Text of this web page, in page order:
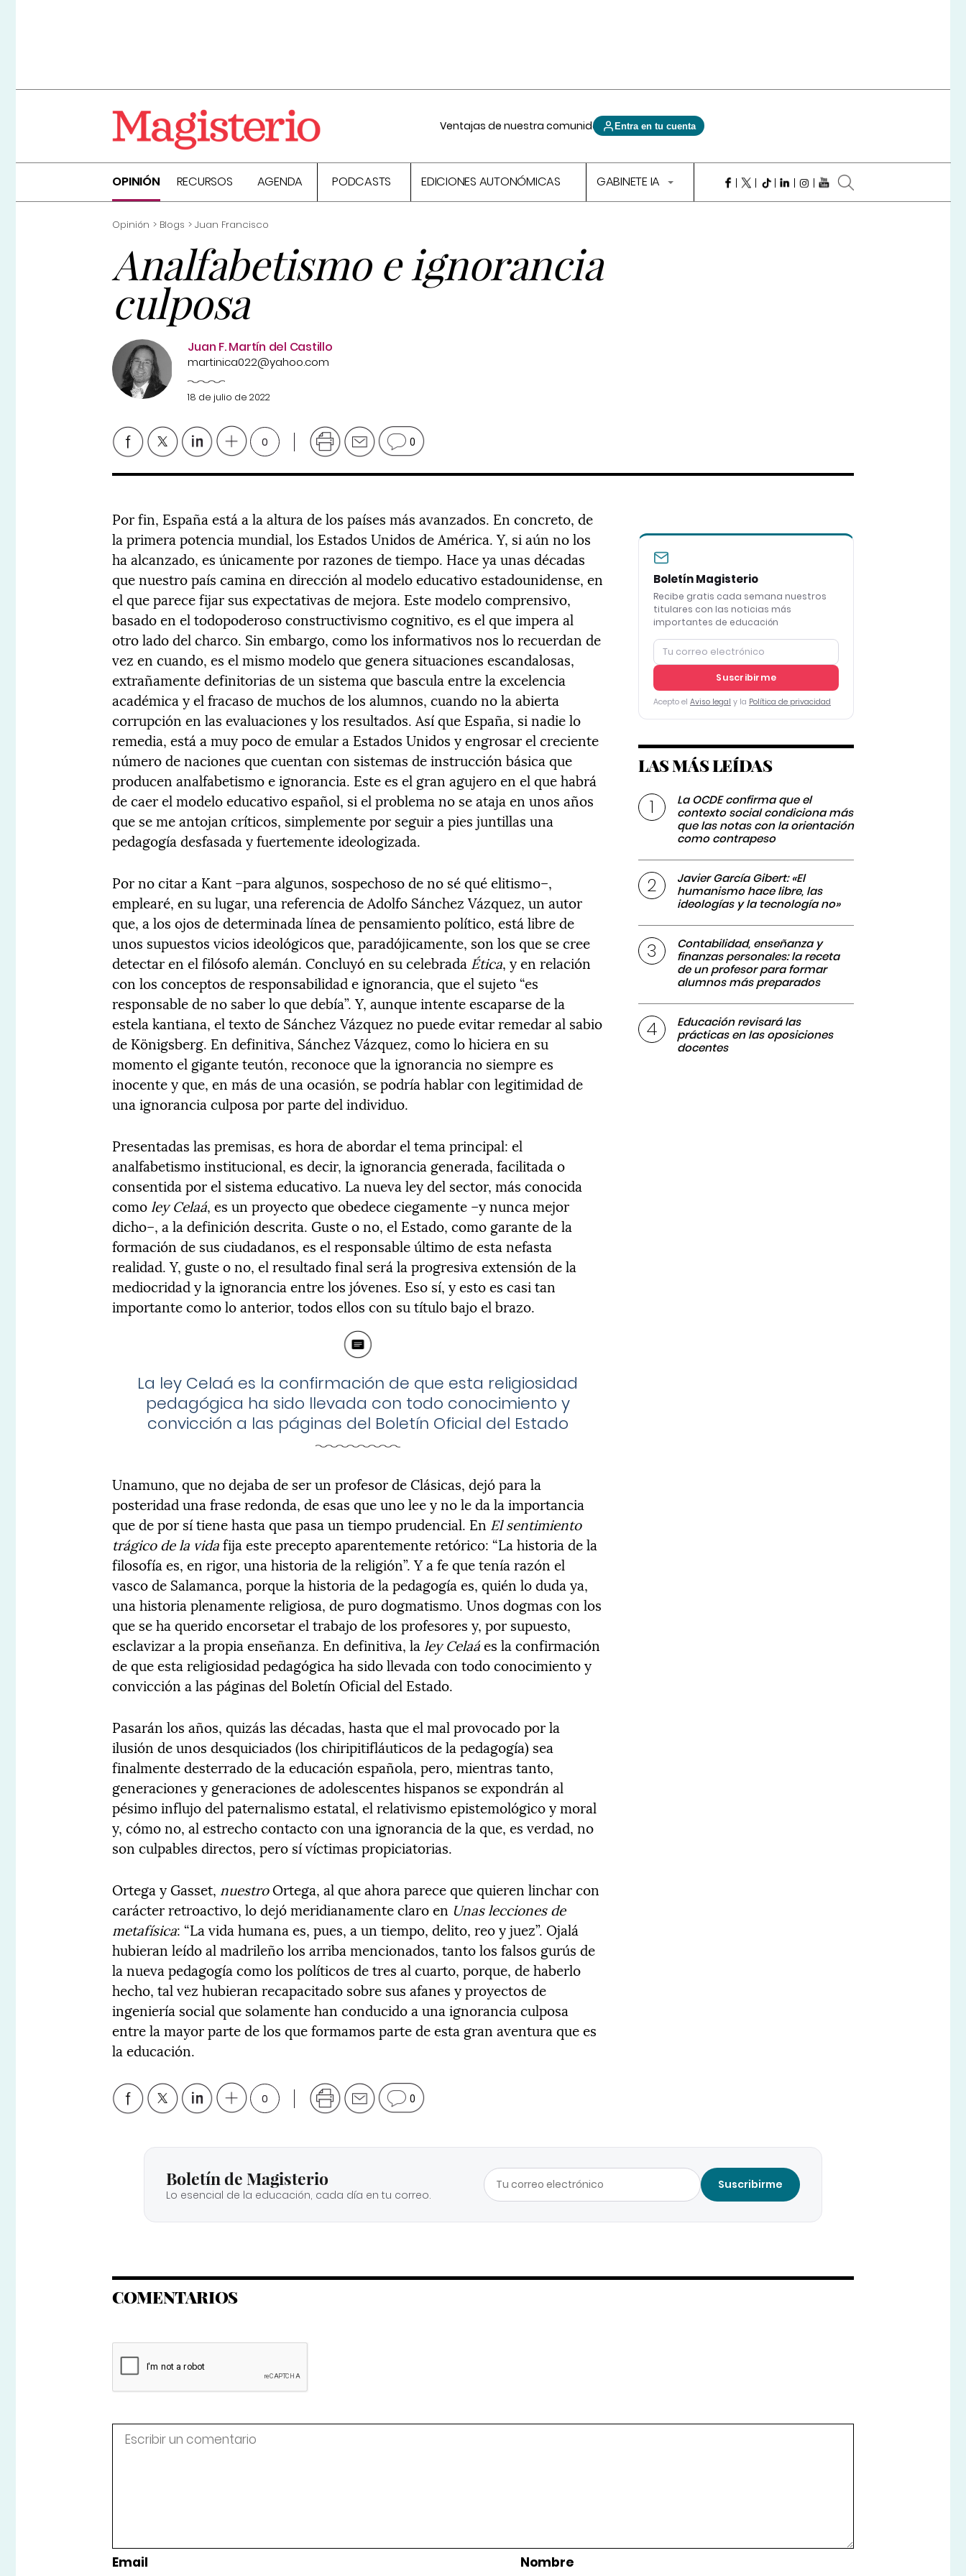
Ventajas de nuestra comunidad Entra en tu cuenta
OPINIÓN RECURSOS AGENDA PODCASTS EDICIONES AUTONÓMICAS GABINETE IA
Opinión Blogs Juan Francisco
Analfabetismo e ignorancia
culposa
Juan F. Martín del Castillo
martinica022@yahoo.com
18 de julio de 2022
0 0
Por fin, España está a la altura de los países más avanzados. En concreto, de
la primera potencia mundial, los Estados Unidos de América. Y, si aún no los
ha alcanzado, es únicamente por razones de tiempo. Hace ya unas décadas
que nuestro país camina en dirección al modelo educativo estadounidense, en
el que parece fijar sus expectativas de mejora. Este modelo comprensivo,
basado en el todopoderoso constructivismo cognitivo, es el que impera al
otro lado del charco. Sin embargo, como los informativos nos lo recuerdan de
vez en cuando, es el mismo modelo que genera situaciones escandalosas,
extrañamente definitorias de un sistema que bascula entre la excelencia
académica y el fracaso de muchos de los alumnos, cuando no la abierta
corrupción en las evaluaciones y los resultados. Así que España, si nadie lo
remedia, está a muy poco de emular a Estados Unidos y engrosar el creciente
número de naciones que cuentan con sistemas de instrucción básica que
producen analfabetismo e ignorancia. Este es el gran agujero en el que habrá
de caer el modelo educativo español, si el problema no se ataja en unos años
que se me antojan críticos, simplemente por seguir a pies juntillas una
pedagogía desfasada y fuertemente ideologizada.
Por no citar a Kant –para algunos, sospechoso de no sé qué elitismo–,
emplearé, en su lugar, una referencia de Adolfo Sánchez Vázquez, un autor
que, a los ojos de determinada línea de pensamiento político, está libre de
unos supuestos vicios ideológicos que, paradójicamente, son los que se cree
detectar en el filósofo alemán. Concluyó en su celebrada Ética, y en relación
con los conceptos de responsabilidad e ignorancia, que el sujeto “es
responsable de no saber lo que debía”. Y, aunque intente escaparse de la
estela kantiana, el texto de Sánchez Vázquez no puede evitar remedar al sabio
de Königsberg. En definitiva, Sánchez Vázquez, como lo hiciera en su
momento el gigante teutón, reconoce que la ignorancia no siempre es
inocente y que, en más de una ocasión, se podría hablar con legitimidad de
una ignorancia culposa por parte del individuo.
Presentadas las premisas, es hora de abordar el tema principal: el
analfabetismo institucional, es decir, la ignorancia generada, facilitada o
consentida por el sistema educativo. La nueva ley del sector, más conocida
comoley Celaá, es un proyecto que obedece ciegamente –y nunca mejor
dicho–, a la definición descrita. Guste o no, el Estado, como garante de la
formación de sus ciudadanos, es el responsable último de esta nefasta
realidad. Y, guste o no, el resultado final será la progresiva extensión de la
mediocridad y la ignorancia entre los jóvenes. Eso sí, y esto es casi tan
importante como lo anterior, todos ellos con su título bajo el brazo.
La ley Celaá es la confirmación de que esta religiosidad
pedagógica ha sido llevada con todo conocimiento y
convicción a las páginas del Boletín Oficial del Estado
Unamuno, que no dejaba de ser un profesor de Clásicas, dejó para la
posteridad una frase redonda, de esas que uno lee y no le da la importancia
que de por sí tiene hasta que pasa un tiempo prudencial. En El sentimiento
trágico de la vidafija este precepto aparentemente retórico: “La historia de la
filosofía es, en rigor, una historia de la religión”. Y a fe que tenía razón el
vasco de Salamanca, porque la historia de la pedagogía es, quién lo duda ya,
una historia plenamente religiosa, de puro dogmatismo. Unos dogmas con los
que se ha querido encorsetar el trabajo de los profesores y, por supuesto,
esclavizar a la propia enseñanza. En definitiva, laley Celaáes la confirmación
de que esta religiosidad pedagógica ha sido llevada con todo conocimiento y
convicción a las páginas del Boletín Oficial del Estado.
Pasarán los años, quizás las décadas, hasta que el mal provocado por la
ilusión de unos desquiciados (los chiripitifláuticos de la pedagogía) sea
finalmente desterrado de la educación española, pero, mientras tanto,
generaciones y generaciones de adolescentes hispanos se expondrán al
pésimo influjo del paternalismo estatal, el relativismo epistemológico y moral
y, cómo no, al estrecho contacto con una ignorancia de la que, es verdad, no
son culpables directos, pero sí víctimas propiciatorias.
Ortega y Gasset, nuestroOrtega, al que ahora parece que quieren linchar con
carácter retroactivo, lo dejó meridianamente claro en Unas lecciones de
metafísica: “La vida humana es, pues, a un tiempo, delito, reo y juez”. Ojalá
hubieran leído al madrileño los arriba mencionados, tanto los falsos gurús de
la nueva pedagogía como los políticos de tres al cuarto, porque, de haberlo
hecho, tal vez hubieran recapacitado sobre sus afanes y proyectos de
ingeniería social que solamente han conducido a una ignorancia culposa
entre la mayor parte de los que formamos parte de esta gran aventura que es
la educación.
0 0
Boletín Magisterio
Recibe gratis cada semana nuestros
titulares con las noticias más
importantes de educación
Suscribirme
Acepto el Aviso legal y la Política de privacidad
LAS MÁS LEÍDAS
La OCDE confirma que el
contexto social condiciona más
que las notas con la orientación
como contrapeso
Javier García Gibert: «El
humanismo hace libre, las
ideologías y la tecnología no»
Contabilidad, enseñanza y
finanzas personales: la receta
de un profesor para formar
alumnos más preparados
Educación revisará las
prácticas en las oposiciones
docentes
Boletín de Magisterio
Lo esencial de la educación, cada día en tu correo.
Suscribirme
COMENTARIOS
Email Nombre